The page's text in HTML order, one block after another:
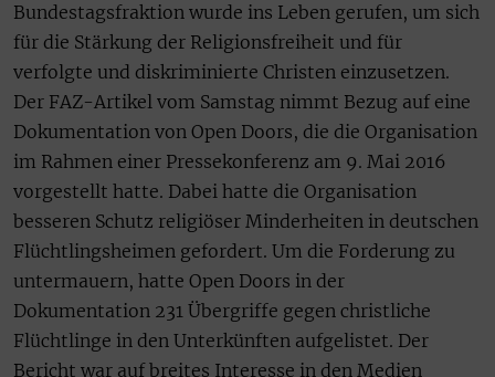
Bundestagsfraktion wurde ins Leben gerufen, um sich
für die Stärkung der Religionsfreiheit und für
verfolgte und diskriminierte Christen einzusetzen.
Der FAZ-Artikel vom Samstag nimmt Bezug auf eine
Dokumentation von Open Doors, die die Organisation
im Rahmen einer Pressekonferenz am 9. Mai 2016
vorgestellt hatte. Dabei hatte die Organisation
besseren Schutz religiöser Minderheiten in deutschen
Flüchtlingsheimen gefordert. Um die Forderung zu
untermauern, hatte Open Doors in der
Dokumentation 231 Übergriffe gegen christliche
Flüchtlinge in den Unterkünften aufgelistet. Der
Bericht war auf breites Interesse in den Medien